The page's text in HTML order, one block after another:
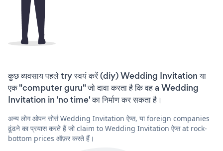
कुछ व्यवसाय पहले try स्वयं करें (diy) Wedding Invitation या
एक "computer guru" जो दावा करता है कि वह a Wedding
Invitation in 'no time' का निर्माण कर सकता है।
अन्य लोग ओपन सोर्स Wedding Invitation ऐप्स, या foreign companies
ढूंढने का प्रयास करते हैं जो claim to Wedding Invitation ऐप्स at rock-
bottom prices ऑफ़र करते हैं।